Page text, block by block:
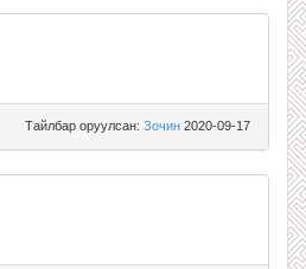
Тайлбар оруулсан: Зочин 2020-09-17